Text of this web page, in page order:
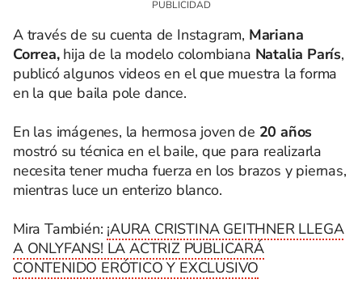
A través de su cuenta de Instagram, Mariana
Correa,hija de la modelo colombiana Natalia París,
publicó algunos videos en el que muestra la forma
en la que baila pole dance.
En las imágenes, la hermosa joven de 20 años
mostró su técnica en el baile, que para realizarla
necesita tener mucha fuerza en los brazos y piernas,
mientras luce un enterizo blanco.
Mira También: ¡AURA CRISTINA GEITHNER LLEGA
A ONLYFANS! LA ACTRIZ PUBLICARÁ
CONTENIDO ERÓTICO Y EXCLUSIVO